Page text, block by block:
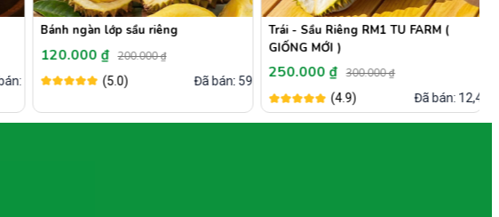
0
Bánh ngàn lớp sầu riêng
120.000 ₫ 200.000 ₫
(5.0)
Đã bán: 596
Trái - Sầu Riêng RM1 TU FARM (
GIỐNG MỚI )
250.000 ₫ 300.000 ₫
(4.9)
Đã bán: 12,4k